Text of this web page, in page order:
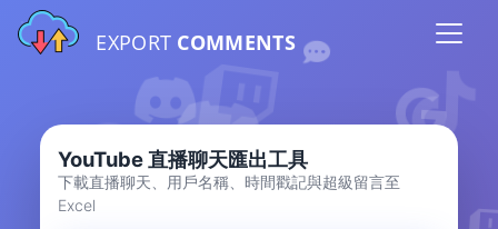
EXPORT COMMENTS
YouTube 直播聊天匯出工具
下載直播聊天、用戶名稱、時間戳記與超級留言至
Excel